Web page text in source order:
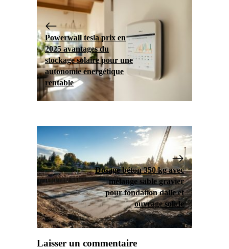
Powerwall tesla prix en
2025 avantages du
stockage solaire pour une
autonomie énergétique
rentable
Dosage béton 350 kg avec
mélange sable gravier
pour fondation dalle et
ouvrage solide
Laisser un commentaire